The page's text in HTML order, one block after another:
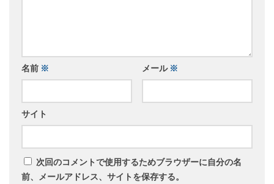
名前 ※ メール ※
サイト
次回のコメントで使用するためブラウザーに自分の名
前、メールアドレス、サイトを保存する。